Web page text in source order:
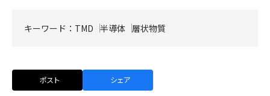
キーワード： TMD 半導体 層状物質
ポスト シェア